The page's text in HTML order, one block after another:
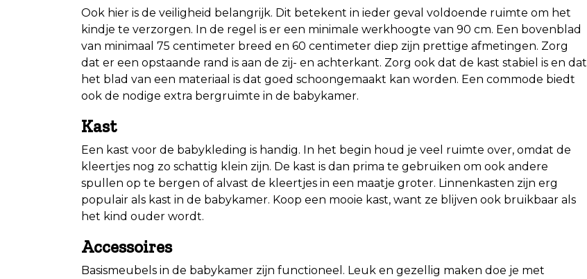
Ook hier is de veiligheid belangrijk. Dit betekent in ieder geval voldoende ruimte om het
kindje te verzorgen. In de regel is er een minimale werkhoogte van 90 cm. Een bovenblad
van minimaal 75 centimeter breed en 60 centimeter diep zijn prettige afmetingen. Zorg
dat er een opstaande rand is aan de zij- en achterkant. Zorg ook dat de kast stabiel is en dat
het blad van een materiaal is dat goed schoongemaakt kan worden. Een commode biedt
ook de nodige extra bergruimte in de babykamer.
Kast
Een kast voor de babykleding is handig. In het begin houd je veel ruimte over, omdat de
kleertjes nog zo schattig klein zijn. De kast is dan prima te gebruiken om ook andere
spullen op te bergen of alvast de kleertjes in een maatje groter. Linnenkasten zijn erg
populair als kast in de babykamer. Koop een mooie kast, want ze blijven ook bruikbaar als
het kind ouder wordt.
Accessoires
Basismeubels in de babykamer zijn functioneel. Leuk en gezellig maken doe je met